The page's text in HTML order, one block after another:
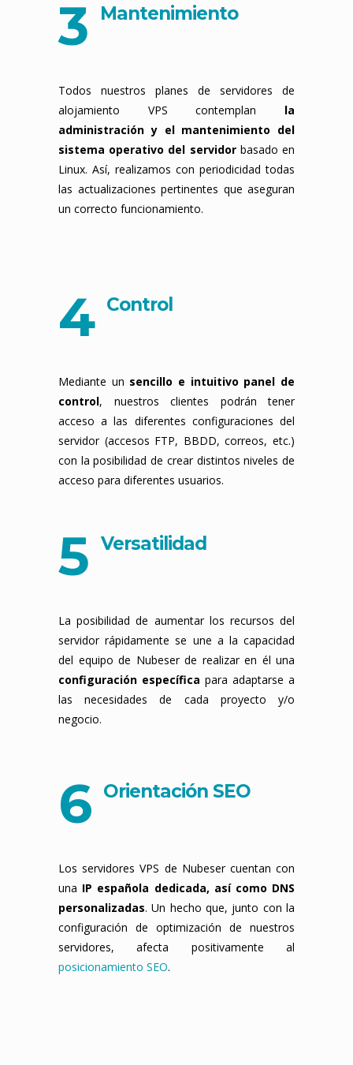
3 Mantenimiento
Todos nuestros planes de servidores de
alojamiento VPS contemplan la
administración y el mantenimiento del
sistema operativo del servidor basado en
Linux. Así, realizamos con periodicidad todas
las actualizaciones pertinentes que aseguran
un correcto funcionamiento.
4 Control
Mediante un sencillo e intuitivo panel de
control, nuestros clientes podrán tener
acceso a las diferentes configuraciones del
servidor (accesos FTP, BBDD, correos, etc.)
con la posibilidad de crear distintos niveles de
acceso para diferentes usuarios.
5 Versatilidad
La posibilidad de aumentar los recursos del
servidor rápidamente se une a la capacidad
del equipo de Nubeser de realizar en él una
configuración específica para adaptarse a
las necesidades de cada proyecto y/o
negocio.
6 Orientación SEO
Los servidores VPS de Nubeser cuentan con
una IP española dedicada, así como DNS
personalizadas. Un hecho que, junto con la
configuración de optimización de nuestros
servidores, afecta positivamente al
posicionamiento SEO.